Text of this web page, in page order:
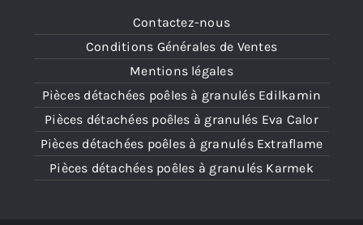
Contactez-nous
Conditions Générales de Ventes
Mentions légales
Pièces détachées poêles à granulés Edilkamin
Pièces détachées poêles à granulés Eva Calor
Pièces détachées poêles à granulés Extraflame
Pièces détachées poêles à granulés Karmek